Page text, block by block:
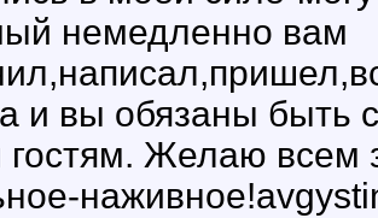
немедленно вам
и вы обязаны быть
гостям. Желаю всем